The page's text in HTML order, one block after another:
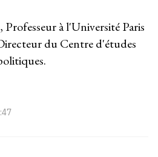
à l'Université Paris
du Centre d'études